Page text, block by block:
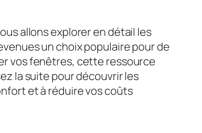
allons explorer en détail les
un choix populaire pour de
vos fenêtres, cette ressource
la suite pour découvrir les
et à réduire vos coûts